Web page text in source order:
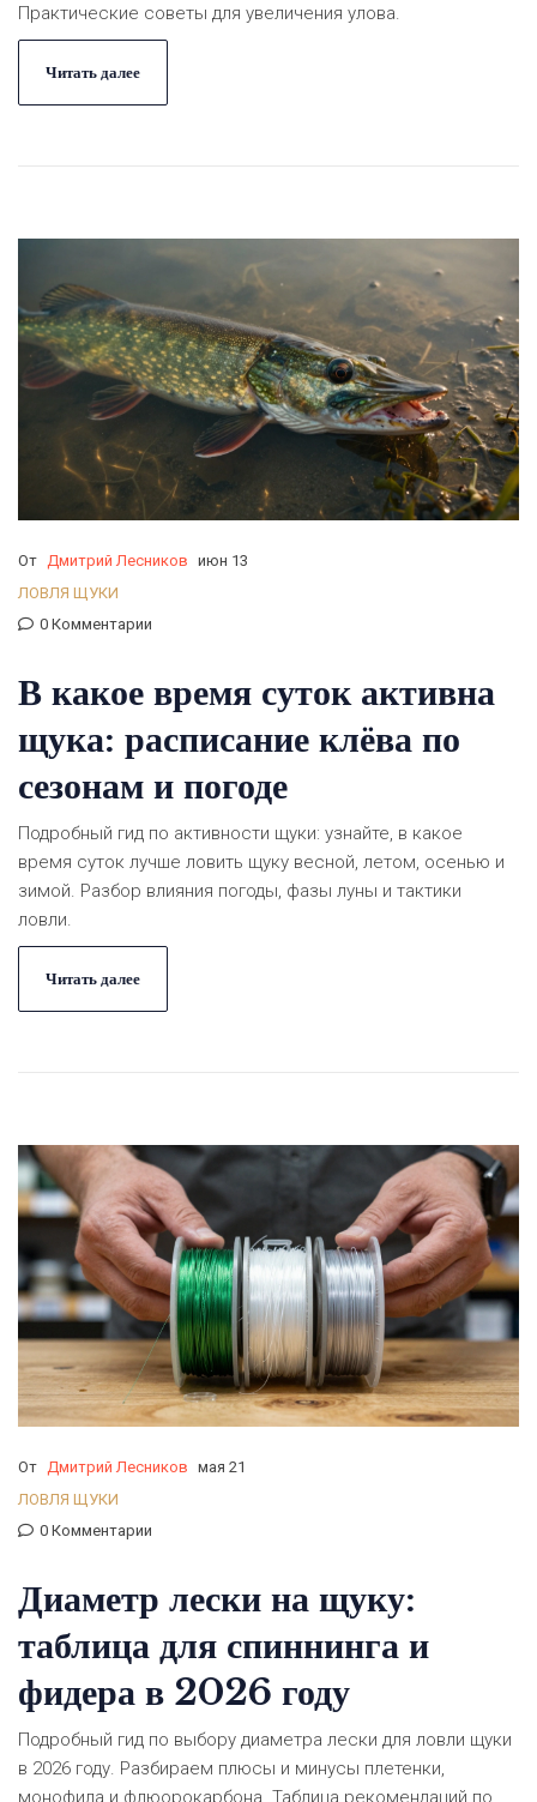
Практические советы для увеличения улова.
Читать далее
От Дмитрий Лесников июн 13
ЛОВЛЯ ЩУКИ
0 Комментарии
В какое время суток активна
щука: расписание клёва по
сезонам и погоде
Подробный гид по активности щуки: узнайте, в какое
время суток лучше ловить щуку весной, летом, осенью и
зимой. Разбор влияния погоды, фазы луны и тактики
ловли.
Читать далее
От Дмитрий Лесников мая 21
ЛОВЛЯ ЩУКИ
0 Комментарии
Диаметр лески на щуку:
таблица для спиннинга и
фидера в 2026 году
Подробный гид по выбору диаметра лески для ловли щуки
в 2026 году. Разбираем плюсы и минусы плетенки,
монофила и флюорокарбона. Таблица рекомендаций по